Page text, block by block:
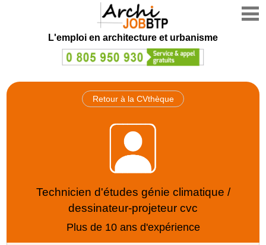
L'emploi en architecture et urbanisme
Retour à la CVthèque
Technicien d'études génie climatique /
dessinateur-projeteur cvc
Plus de 10 ans d'expérience